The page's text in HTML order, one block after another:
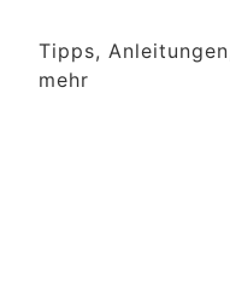
Tipps,
mehr